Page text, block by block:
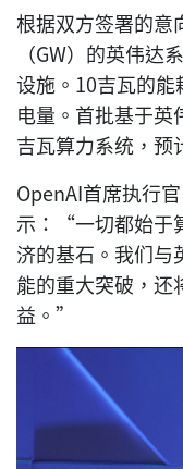
根据双方签署的意
（GW）的英伟
设施。10吉瓦的
电量。首批基于
吉瓦算力系统，预
OpenAI首席执行
示：“一切都始于
济的基石。我们与
能的重大突破，还
益。”